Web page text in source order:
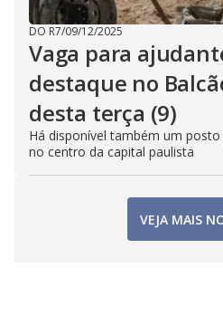
DO R7/09/12/2025
Vaga para
destaque no
desta terça (9)
Há disponível também um
no centro da capital paulista
VEJA MAIS